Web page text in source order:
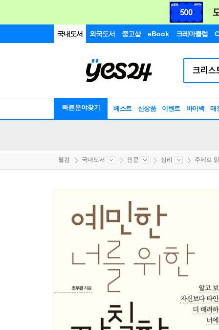
국내도서 외국도서 중고샵 eBook 크레마클럽
빠른분야찾기 베스트 신상품 이벤트 바이백 매
웰컴 국내도서 인문 심리 주제로